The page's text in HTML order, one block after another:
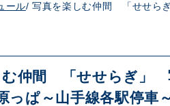
ール/写真を楽しむ仲間 「せせら
む仲間 「せせらぎ」
っぱ～山手線各駅停車～